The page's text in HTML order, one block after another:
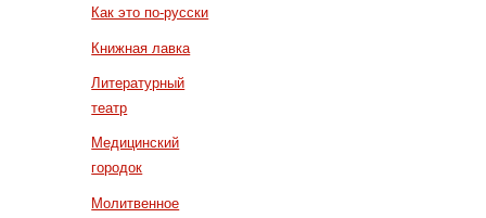
Как это по-русски
Книжная лавка
Литературный
театр
Медицинский
городок
Молитвенное